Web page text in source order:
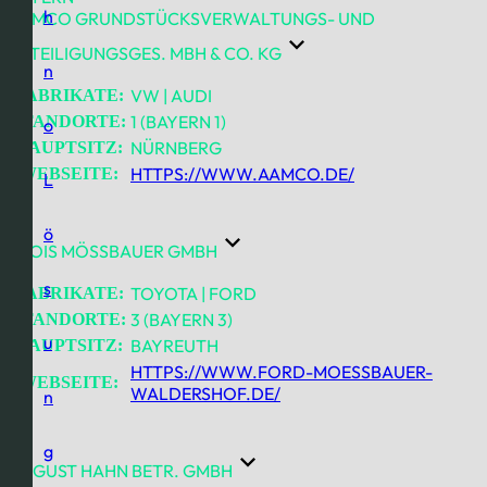
h
n
o
L
ö
s
u
n
g
AAMCO GRUNDSTÜCKSVERWALTUNGS- UND
BETEILIGUNGSGES. MBH & CO. KG
FABRIKATE: VW | AUDI
STANDORTE: 1 (BAYERN 1)
HAUPTSITZ: NÜRNBERG
WEBSEITE: HTTPS://WWW.AAMCO.DE/
ALOIS MÖSSBAUER GMBH
FABRIKATE: TOYOTA | FORD
STANDORTE: 3 (BAYERN 3)
HAUPTSITZ: BAYREUTH
WEBSEITE:
HTTPS://WWW.FORD-MOESSBAUER-
WALDERSHOF.DE/
AUGUST HAHN BETR. GMBH